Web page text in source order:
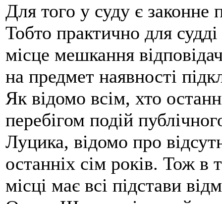
Для того у суду є законне
Тобто практично для
місце мешкання
на предмет наявності
Як відомо всім, хто
перебігом подій
Луцика, відомо про
останніх сім років. Тож в
місці має всі підстави